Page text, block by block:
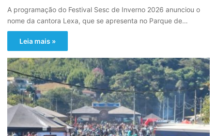
A programação do Festival Sesc de Inverno 2026 anunciou o
nome da cantora Lexa, que se apresenta no Parque de…
Leia mais »